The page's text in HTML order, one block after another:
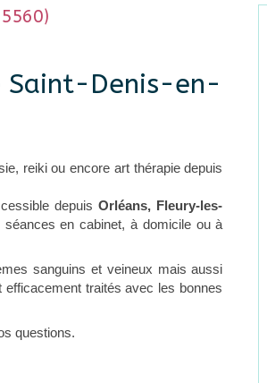
Saint-Denis-en-
reiki ou encore art thérapie depuis
depuisOrléans, Fleury-les-
en cabinet, à domicile ou à
sanguins et veineux mais aussi
traités avec les bonnes
questions.